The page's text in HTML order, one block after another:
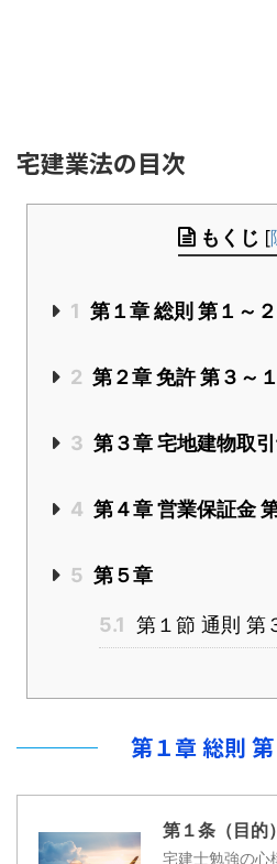
宅建業法の目次
もくじ [
1 第１章 総則 第１～
2 第２章 免許 第３～
3 第３章 宅地建物取
4 第４章 営業保証金
5 第５章
5.1 第１節 通則 第
第１章 総則
第１条（目的）
宅建士勉強の心